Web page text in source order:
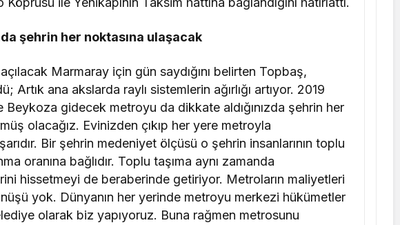
şehrin her noktasına ulaşacak
açılacak Marmaray için gün saydığını belirten Topbaş,
Artık ana akslarda raylı sistemlerin ağırlığı artıyor. 2019
Beykoza gidecek metroyu da dikkate aldığınızda şehrin her
olacağız. Evinizden çıkıp her yere metroyla
Bir şehrin medeniyet ölçüsü o şehrin insanlarının toplu
oranına bağlıdır. Toplu taşıma aynı zamanda
hissetmeyi de beraberinde getiriyor. Metroların maliyetleri
yok. Dünyanın her yerinde metroyu merkezi hükümetler
olarak biz yapıyoruz. Buna rağmen metrosunu